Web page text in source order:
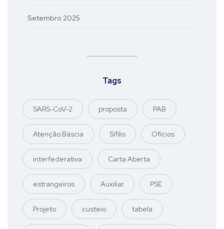
Setembro 2025
Tags
SARS-CoV-2 proposta PAB
Atenção Báscia Sífilis Ofícios
interfederativa Carta Aberta
estrangeiros Auxiliar PSE
Projeto custeio tabela